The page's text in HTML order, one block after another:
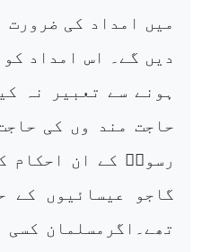
میں امداد کی ضرورت
دیں گے۔ اس امداد
ہونے سے تعبیر نہ
حاجت مند وں کی
رسولؐ کے ان احکام
گاجو عیسائیوں کے
تھے۔اگرمسلمان